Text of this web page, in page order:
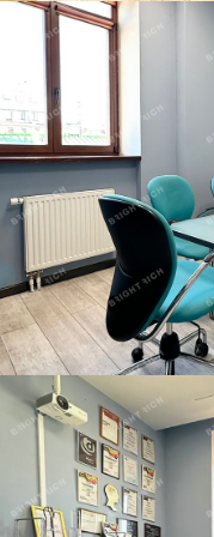
на
уверены, что хотите
Отменить
Похожие объекты в
Чайковского ул.,...
Аренда офисного
помещения